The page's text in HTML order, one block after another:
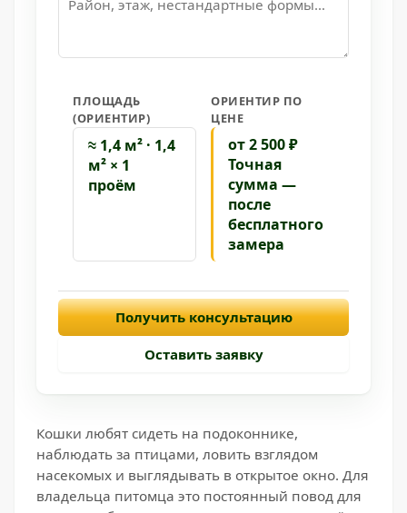
ПЛОЩАДЬ
(ОРИЕНТИР)
≈ 1,4 м² · 1,4
м² × 1
проём
ОРИЕНТИР ПО
ЦЕНЕ
от 2 500 ₽
Точная
сумма —
после
бесплатного
замера
Получить консультацию
Оставить заявку
Кошки любят сидеть на подоконнике,
наблюдать за птицами, ловить взглядом
насекомых и выглядывать в открытое окно. Для
владельца питомца это постоянный повод для